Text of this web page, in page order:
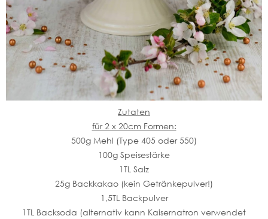
Zutaten
für 2 x 20cm Formen:
500g Mehl (Type 405 oder 550)
100g Speisestärke
1TL Salz
25g Backkakao (kein Getränkepulver!)
1,5TL Backpulver
1TL Backsoda (alternativ kann Kaisernatron verwendet